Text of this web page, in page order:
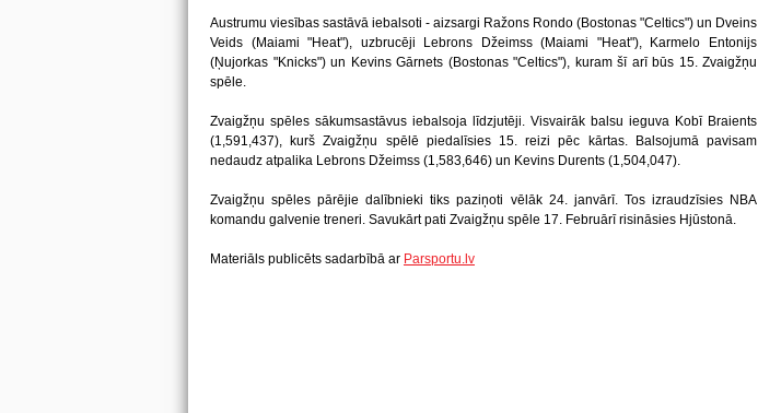
Austrumu viesības sastāvā iebalsoti - aizsargi Ražons Rondo (Bostonas "Celtics") un Dveins
Veids (Maiami "Heat"), uzbrucēji Lebrons Džeimss (Maiami "Heat"), Karmelo Entonijs
(Ņujorkas "Knicks") un Kevins Gārnets (Bostonas "Celtics"), kuram šī arī būs 15. Zvaigžņu
spēle.
Zvaigžņu spēles sākumsastāvus iebalsoja līdzjutēji. Visvairāk balsu ieguva Kobī Braients
(1,591,437), kurš Zvaigžņu spēlē piedalīsies 15. reizi pēc kārtas. Balsojumā pavisam
nedaudz atpalika Lebrons Džeimss (1,583,646) un Kevins Durents (1,504,047).
Zvaigžņu spēles pārējie dalībnieki tiks paziņoti vēlāk 24. janvārī. Tos izraudzīsies NBA
komandu galvenie treneri. Savukārt pati Zvaigžņu spēle 17. Februārī risināsies Hjūstonā.
Materiāls publicēts sadarbībā ar Parsportu.lv